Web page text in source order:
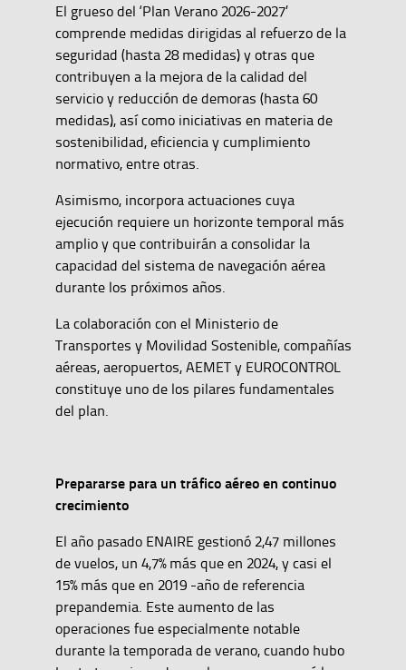
El grueso del ‘Plan Verano 2026-2027’
comprende medidas dirigidas al refuerzo de la
seguridad (hasta 28 medidas) y otras que
contribuyen a la mejora de la calidad del
servicio y reducción de demoras (hasta 60
medidas), así como iniciativas en materia de
sostenibilidad, eficiencia y cumplimiento
normativo, entre otras.
Asimismo, incorpora actuaciones cuya
ejecución requiere un horizonte temporal más
amplio y que contribuirán a consolidar la
capacidad del sistema de navegación aérea
durante los próximos años.
La colaboración con el Ministerio de
Transportes y Movilidad Sostenible, compañías
aéreas, aeropuertos, AEMET y EUROCONTROL
constituye uno de los pilares fundamentales
del plan.
Prepararse para un tráfico aéreo en continuo
crecimiento
El año pasado ENAIRE gestionó 2,47 millones
de vuelos, un 4,7% más que en 2024, y casi el
15% más que en 2019 -año de referencia
prepandemia. Este aumento de las
operaciones fue especialmente notable
durante la temporada de verano, cuando hubo